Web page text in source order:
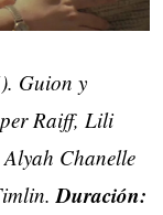
Guion y
Raiff, Lili
Chanelle
Duración: